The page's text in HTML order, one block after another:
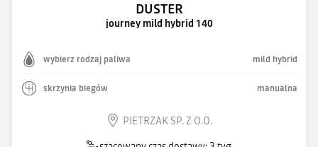
DUSTER
journey mild hybrid 140
wybierz rodzaj paliwa mild hybrid
skrzynia biegów manualna
PIETRZAK SP. Z O.O.